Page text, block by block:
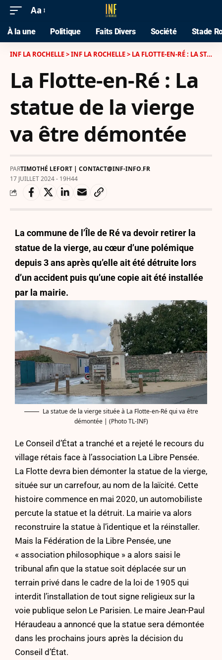
Aa
À la une Politique Faits Divers Société Stade
INF LA ROCHELLE>INF LA ROCHELLE> LA FLOTTE-EN-RÉ : LA STATUE DE LA VIERGE VA ÊTRE DÉMONTÉE
La Flotte-en-Ré : La
statue de la vierge
va être démontée
PARTIMOTHÉ LEFORT | CONTACT@INF-INFO.FR
17 JUILLET 2024 - 19H44
La commune de l’Île de Ré va devoir retirer la
statue de la vierge, au cœur d’une polémique
depuis 3 ans après qu’elle ait été détruite lors
d’un accident puis qu’une copie ait été installée
par la mairie.
La statue de la vierge située à La Flotte-en-Ré qui va être
démontée | (Photo TL-INF)
Le Conseil d’État a tranché et a rejeté le recours du
village rétais face à l’association La Libre Pensée.
La Flotte devra bien démonter la statue de la vierge,
située sur un carrefour, au nom de la laïcité. Cette
histoire commence en mai 2020, un automobiliste
percute la statue et la détruit. La mairie va alors
reconstruire la statue à l’identique et la réinstaller.
Mais la Fédération de la Libre Pensée, une
« association philosophique » a alors saisi le
tribunal afin que la statue soit déplacée sur un
terrain privé dans le cadre de la loi de 1905 qui
interdit l’installation de tout signe religieux sur la
voie publique selon Le Parisien. Le maire Jean-Paul
Héraudeau a annoncé que la statue sera démontée
dans les prochains jours après la décision du
Conseil d’État.